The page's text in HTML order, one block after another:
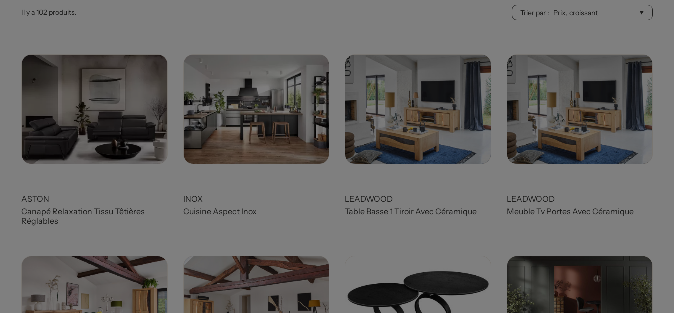
Il y a 102 produits. Trier par :
ASTON
Canapé Relaxation Tissu Têtières
Réglables
INOX
Cuisine Aspect Inox
LEADWOOD
Table Basse 1 Tiroir Avec Céramique
LEADWOOD
Meuble Tv Portes Avec Céramique